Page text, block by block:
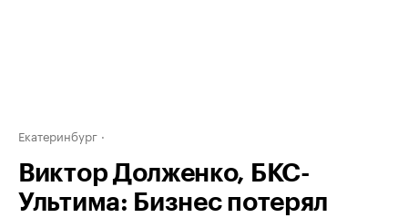
Екатеринбург
Виктор Долженко, БКС-
Ультима: Бизнес потерял